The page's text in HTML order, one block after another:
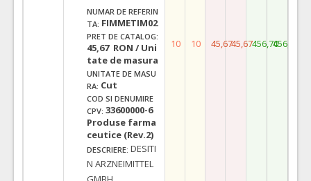
NUMAR DE REFERIN
TA: FIMMETIM02
PRET DE CATALOG:
45,67 RON / Uni
tate de masura
UNITATE DE MASU
RA: Cut
COD SI DENUMIRE
CPV: 33600000-6
Produse farma
ceutice (Rev.2)
DESCRIERE: DESITI
N ARZNEIMITTEL
10 10 45,6745,67456,70456,70